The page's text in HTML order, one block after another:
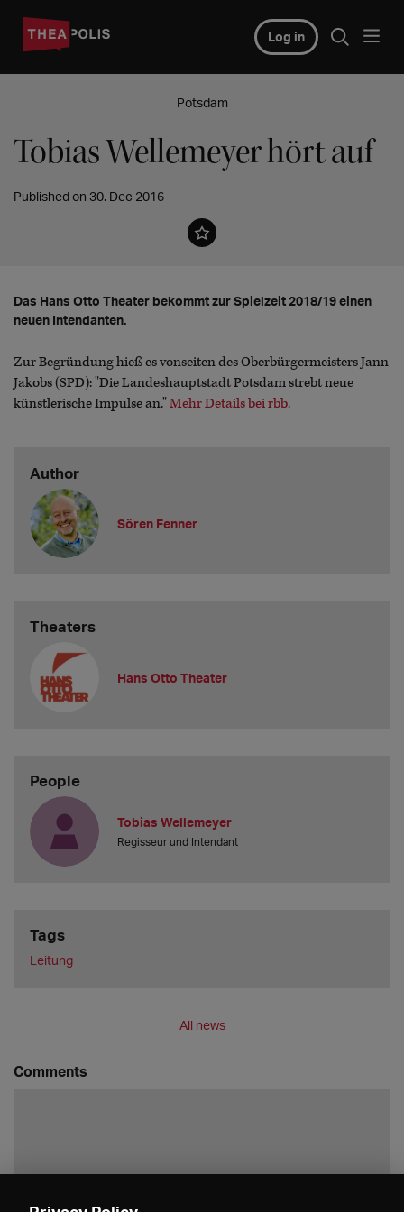
Log in
Potsdam
Tobias Wellemeyer hört auf
Published on 30. Dec 2016
Das Hans Otto Theater bekommt zur Spielzeit 2018/19 einen
neuen Intendanten.
Zur Begründung hieß es vonseiten des Oberbürgermeisters Jann
Jakobs (SPD): "Die Landeshauptstadt Potsdam strebt neue
künstlerische Impulse an."Mehr Details bei rbb.
Author
Sören Fenner
Theaters
Hans Otto Theater
People
Tobias Wellemeyer
Regisseur und Intendant
Tags
Leitung
All news
Comments